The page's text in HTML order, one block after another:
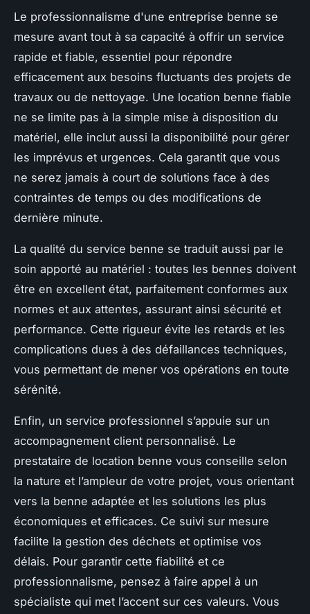
Le professionnalisme d'une entreprise benne se
mesure avant tout à sa capacité à offrir un service
rapide et fiable, essentiel pour répondre
efficacement aux besoins fluctuants des projets de
travaux ou de nettoyage. Une location benne fiable
ne se limite pas à la simple mise à disposition du
matériel, elle inclut aussi la disponibilité pour gérer
les imprévus et urgences. Cela garantit que vous
ne serez jamais à court de solutions face à des
contraintes de temps ou des modifications de
dernière minute.
La qualité du service benne se traduit aussi par le
soin apporté au matériel : toutes les bennes doivent
être en excellent état, parfaitement conformes aux
normes et aux attentes, assurant ainsi sécurité et
performance. Cette rigueur évite les retards et les
complications dues à des défaillances techniques,
vous permettant de mener vos opérations en toute
sérénité.
Enfin, un service professionnel s’appuie sur un
accompagnement client personnalisé. Le
prestataire de location benne vous conseille selon
la nature et l’ampleur de votre projet, vous orientant
vers la benne adaptée et les solutions les plus
économiques et efficaces. Ce suivi sur mesure
facilite la gestion des déchets et optimise vos
délais. Pour garantir cette fiabilité et ce
professionnalisme, pensez à faire appel à un
spécialiste qui met l’accent sur ces valeurs. Vous